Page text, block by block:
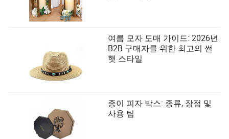
여름 모자 도매 가이드: 2026년
B2B 구매자를 위한 최고의 썬
햇 스타일
종이 피자 박스: 종류, 장점 및
사용 팁